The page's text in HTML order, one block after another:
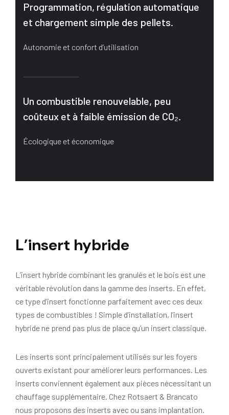
Programmation, régulation automatique
et chargement simple des pellets.
Autonomie et confort d’utilisation
Un combustible renouvelable, peu
coûteux et à faible émission de CO₂.
Écologique et économique
L’insert hybride
L’insert hybride combinant les granulés et le bois est une
véritable révolution dans la gamme des inserts. En effet,
ce type d’insert fonctionne parfaitement avec ces deux
types de combustibles ! Simple d’installation, l’insert
hybride ne prend pas plus de place qu’un insert classique.
Les inserts sont principalement utilisés sur les foyers
ouverts existant pour améliorer leurs performances. Les
inserts conviennent également aux pièces nécessitant un
chauffage supplémentaire. Chez Rotsaert & Brancato
nous proposons des inserts avec ou sans implantation.